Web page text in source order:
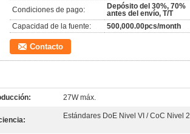
Condiciones de pago:
Depósito del 30%, 70%
antes del envío, T/T
Capacidad de la fuente:
500,000.00pcs/month
Contacto
27W máx.
Estándares DoE Nivel VI / CoC Nivel 2